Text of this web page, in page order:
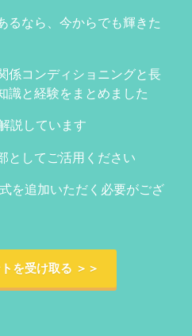
るなら、今からでも輝きた
係コンディショニングと長
識と経験をまとめました
説しています
としてご活用ください
を追加いただく必要がござ
を受け取る ＞＞